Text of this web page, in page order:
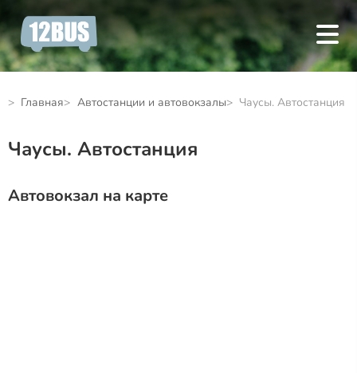
Главная Автостанции и автовокзалы Чаусы. Автостанция
Чаусы. Автостанция
Автовокзал на карте